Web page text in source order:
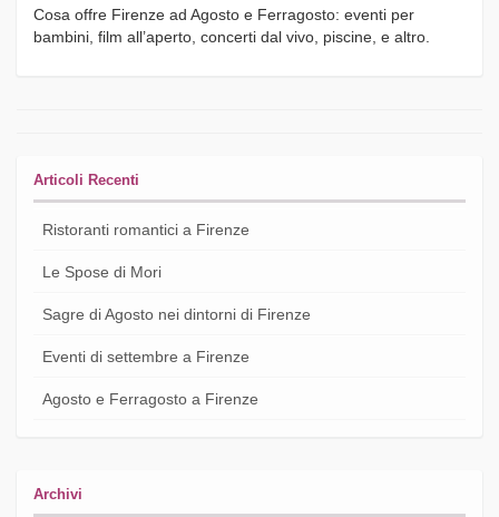
Cosa offre Firenze ad Agosto e Ferragosto: eventi per
bambini, film all’aperto, concerti dal vivo, piscine, e altro.
Articoli Recenti
Ristoranti romantici a Firenze
Le Spose di Mori
Sagre di Agosto nei dintorni di Firenze
Eventi di settembre a Firenze
Agosto e Ferragosto a Firenze
Archivi